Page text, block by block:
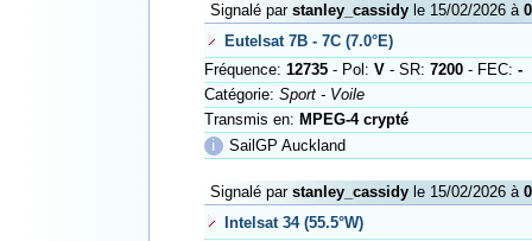
Signalé par stanley_cassidyle 15/02/2026 à
Eutelsat 7B - 7C (7.0°E)
Fréquence: 12735- Pol: V- SR: 7200- FEC: -
Catégorie: Sport - Voile
Transmis en: MPEG-4 crypté
ℹ
SailGP Auckland
Signalé par stanley_cassidyle 15/02/2026 à
Intelsat 34 (55.5°W)